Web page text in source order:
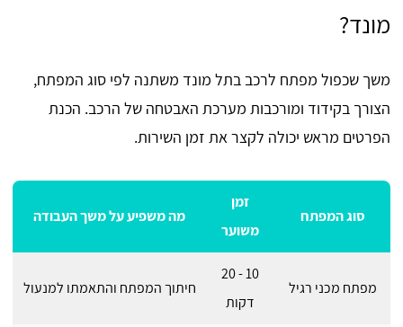
מונד?
משך שכפול מפתח לרכב בתל מונד משתנה לפי סוג המפתח,
הצורך בקידוד ומורכבות מערכת האבטחה של הרכב. הכנת
הפרטים מראש יכולה לקצר את זמן השירות.
סוג המפתח
זמן
משוער
מה משפיע על משך העבודה
מפתח מכני רגיל
10 - 20
דקות
חיתוך המפתח והתאמתו למנעול